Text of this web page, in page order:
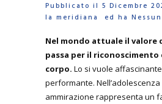
Pubblicato il 5 Dicembre
la meridiana
ed ha
Nel mondo attuale il valore
passa per il
corpo. Lo si vuole
performante.
ammirazione rappresenta un